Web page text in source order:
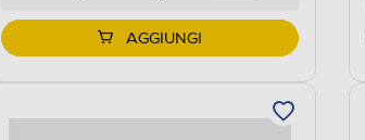
AGGIUNGI